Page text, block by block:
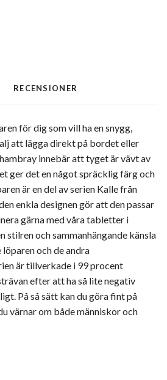
RECENSIONER
för dig som vill ha en snygg,
att lägga direkt på bordet eller
innebär att tyget är vävt av
ger det en något spräcklig färg och
är en del av serien Kalle från
enkla designen gör att den passar
gärna med våra tabletter i
stilren och sammanhängande känsla
och de andra
är tillverkade i 99 procent
efter att ha så lite negativ
På så sätt kan du göra fint på
värnar om både människor och